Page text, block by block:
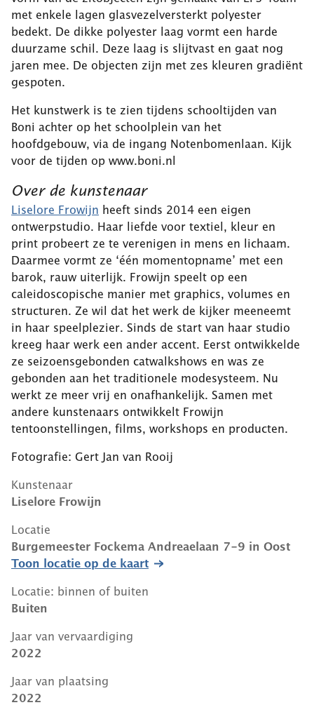
met enkele lagen glasvezelversterkt polyester
bedekt. De dikke polyester laag vormt een harde
duurzame schil. Deze laag is slijtvast en gaat nog
jaren mee. De objecten zijn met zes kleuren gradiënt
gespoten.
Het kunstwerk is te zien tijdens schooltijden van
Boni achter op het schoolplein van het
hoofdgebouw, via de ingang Notenbomenlaan. Kijk
voor de tijden op www.boni.nl
Over de kunstenaar
Liselore Frowijn heeft sinds 2014 een eigen
ontwerpstudio. Haar liefde voor textiel, kleur en
print probeert ze te verenigen in mens en lichaam.
Daarmee vormt ze ‘één momentopname’ met een
barok, rauw uiterlijk. Frowijn speelt op een
caleidoscopische manier met graphics, volumes en
structuren. Ze wil dat het werk de kijker meeneemt
in haar speelplezier. Sinds de start van haar studio
kreeg haar werk een ander accent. Eerst ontwikkelde
ze seizoensgebonden catwalkshows en was ze
gebonden aan het traditionele modesysteem. Nu
werkt ze meer vrij en onafhankelijk. Samen met
andere kunstenaars ontwikkelt Frowijn
tentoonstellingen, films, workshops en producten.
Fotografie: Gert Jan van Rooij
Kunstenaar
Liselore Frowijn
Locatie
Burgemeester Fockema Andreaelaan 7-9 in Oost
Toon locatie op de kaart
Locatie: binnen of buiten
Buiten
Jaar van vervaardiging
2022
Jaar van plaatsing
2022